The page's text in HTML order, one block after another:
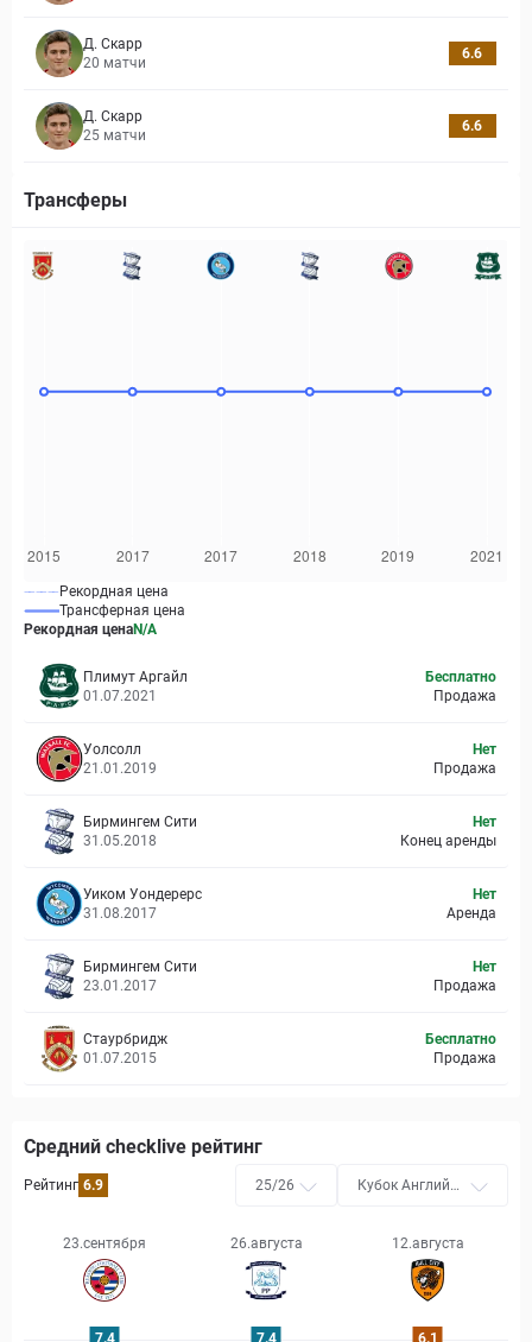
Д. Скарр
20 матчи
6.6
Д. Скарр
25 матчи
6.6
Трансферы
Рекордная цена
Трансферная цена
Рекордная ценаN/A
Плимут Аргайл
01.07.2021
Бесплатно
Продажа
Уолсолл
21.01.2019
Нет
Продажа
Бирмингем Сити
31.05.2018
Нет
Конец аренды
Уиком Уондерерс
31.08.2017
Нет
Аренда
Бирмингем Сити
23.01.2017
Нет
Продажа
Стаурбридж
01.07.2015
Бесплатно
Продажа
Средний checklive рейтинг
Рейтинг 6.9 25/26
Кубок Английск
23.сентября
26.августа 12.августа
7.4 7.4 6.1